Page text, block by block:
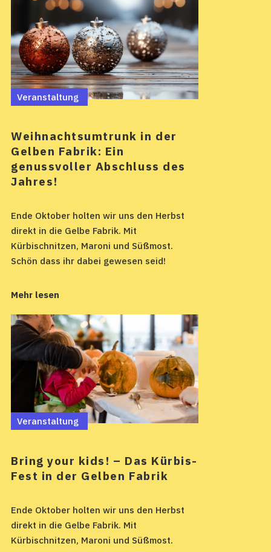
Veranstaltung
Weihnachtsumtrunk in der
Gelben Fabrik: Ein
genussvoller Abschluss des
Jahres!
Ende Oktober holten wir uns den Herbst
direkt in die Gelbe Fabrik. Mit
Kürbischnitzen, Maroni und Süßmost.
Schön dass ihr dabei gewesen seid!
Mehr lesen
Veranstaltung
Bring your kids! – Das Kürbis-
Fest in der Gelben Fabrik
Ende Oktober holten wir uns den Herbst
direkt in die Gelbe Fabrik. Mit
Kürbischnitzen, Maroni und Süßmost.